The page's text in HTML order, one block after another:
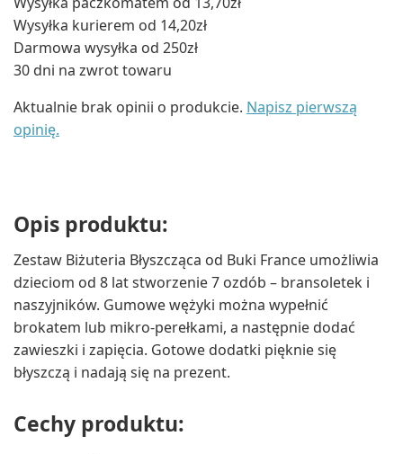
Wysyłka kurierem od 14,20zł
Darmowa wysyłka od 250zł
30 dni na zwrot towaru
Aktualnie brak opinii o produkcie. Napisz pierwszą
opinię.
Opis produktu:
Zestaw Biżuteria Błyszcząca od Buki France umożliwia
dzieciom od 8 lat stworzenie 7 ozdób – bransoletek i
naszyjników. Gumowe wężyki można wypełnić
brokatem lub mikro-perełkami, a następnie dodać
zawieszki i zapięcia. Gotowe dodatki pięknie się
błyszczą i nadają się na prezent.
Cechy produktu: